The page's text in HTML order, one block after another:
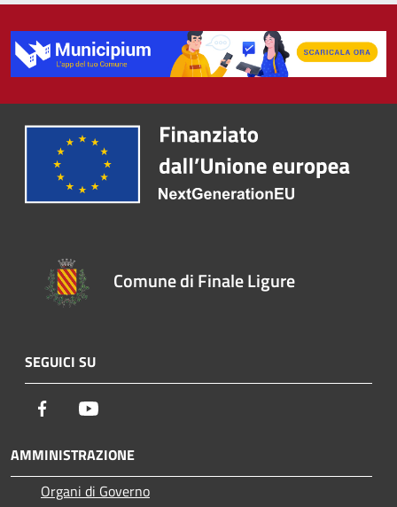
Comune di Finale Ligure
SEGUICI SU
Facebook
AMMINISTRAZIONE
Organi di Governo